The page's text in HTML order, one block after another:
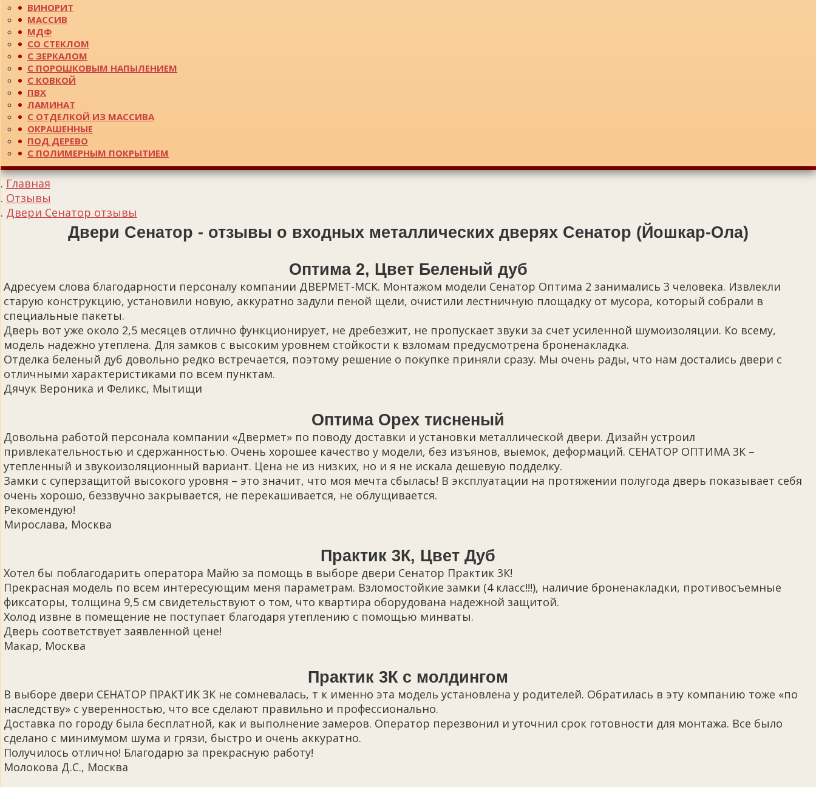
ВИНОРИТ
МАССИВ
МДФ
СО СТЕКЛОМ
С ЗЕРКАЛОМ
С ПОРОШКОВЫМ НАПЫЛЕНИЕМ
С КОВКОЙ
ПВХ
ЛАМИНАТ
С ОТДЕЛКОЙ ИЗ МАССИВА
ОКРАШЕННЫЕ
ПОД ДЕРЕВО
С ПОЛИМЕРНЫМ ПОКРЫТИЕМ
Главная
Отзывы
Двери Сенатор отзывы
Двери Сенатор - отзывы о входных металлических дверях Сенатор (Йошкар-Ола)
Оптима 2, Цвет Беленый дуб
Адресуем слова благодарности персоналу компании ДВЕРМЕТ-МСК. Монтажом модели Сенатор Оптима 2 занимались 3 человека. Извлекли
старую конструкцию, установили новую, аккуратно задули пеной щели, очистили лестничную площадку от мусора, который собрали в
специальные пакеты.
Дверь вот уже около 2,5 месяцев отлично функционирует, не дребезжит, не пропускает звуки за счет усиленной шумоизоляции. Ко всему,
модель надежно утеплена. Для замков с высоким уровнем стойкости к взломам предусмотрена броненакладка.
Отделка беленый дуб довольно редко встречается, поэтому решение о покупке приняли сразу. Мы очень рады, что нам достались двери с
отличными характеристиками по всем пунктам.
Дячук Вероника и Феликс, Мытищи
Оптима Орех тисненый
Довольна работой персонала компании «Двермет» по поводу доставки и установки металлической двери. Дизайн устроил
привлекательностью и сдержанностью. Очень хорошее качество у модели, без изъянов, выемок, деформаций. СЕНАТОР ОПТИМА 3К –
утепленный и звукоизоляционный вариант. Цена не из низких, но и я не искала дешевую подделку.
Замки с суперзащитой высокого уровня – это значит, что моя мечта сбылась! В эксплуатации на протяжении полугода дверь показывает себя
очень хорошо, беззвучно закрывается, не перекашивается, не облущивается.
Рекомендую!
Мирослава, Москва
Практик 3К, Цвет Дуб
Хотел бы поблагодарить оператора Майю за помощь в выборе двери Сенатор Практик 3К!
Прекрасная модель по всем интересующим меня параметрам. Взломостойкие замки (4 класс!!!), наличие броненакладки, противосъемные
фиксаторы, толщина 9,5 см свидетельствуют о том, что квартира оборудована надежной защитой.
Холод извне в помещение не поступает благодаря утеплению с помощью минваты.
Дверь соответствует заявленной цене!
Макар, Москва
Практик 3К с молдингом
В выборе двери СЕНАТОР ПРАКТИК 3К не сомневалась, т к именно эта модель установлена у родителей. Обратилась в эту компанию тоже «по
наследству» с уверенностью, что все сделают правильно и профессионально.
Доставка по городу была бесплатной, как и выполнение замеров. Оператор перезвонил и уточнил срок готовности для монтажа. Все было
сделано с минимумом шума и грязи, быстро и очень аккуратно.
Получилось отлично! Благодарю за прекрасную работу!
Молокова Д.С., Москва